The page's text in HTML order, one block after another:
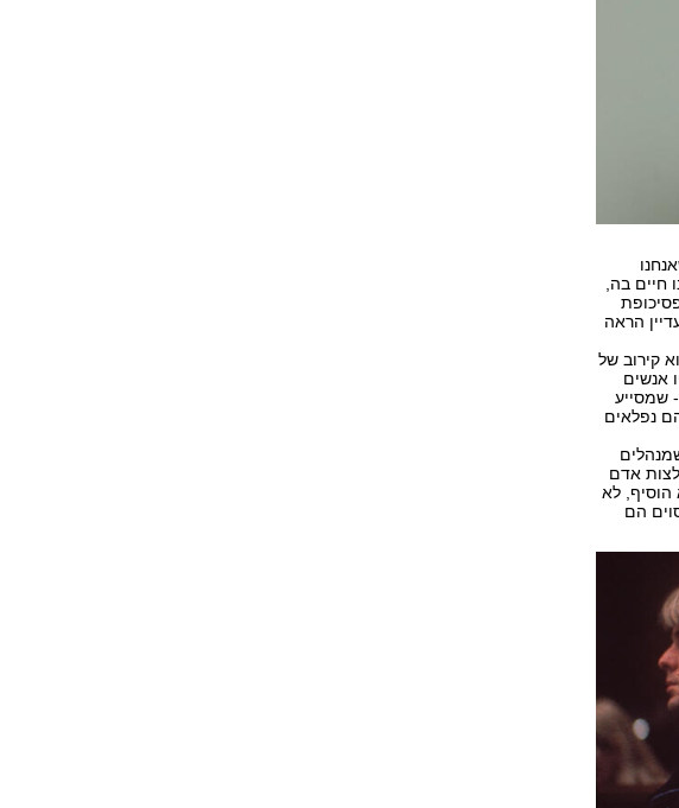
חיים בה,
הראה
קירוב של
אנשים
שמסייע
נפלאים
אדם
הוסיף, לא
הם